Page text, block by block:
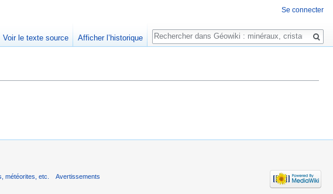
Se connecter
Voir le texte source Afficher l’historique
Rechercher
météorites, etc. Avertissements